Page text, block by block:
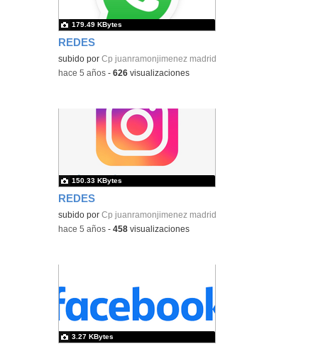
REDES
subido porCp juanramonjimenez madrid
179.49 KBytes
-hace 5 años -626 visualizaciones
REDES
subido porCp juanramonjimenez madrid
150.33 KBytes
-hace 5 años -458 visualizaciones
3.27 KBytes